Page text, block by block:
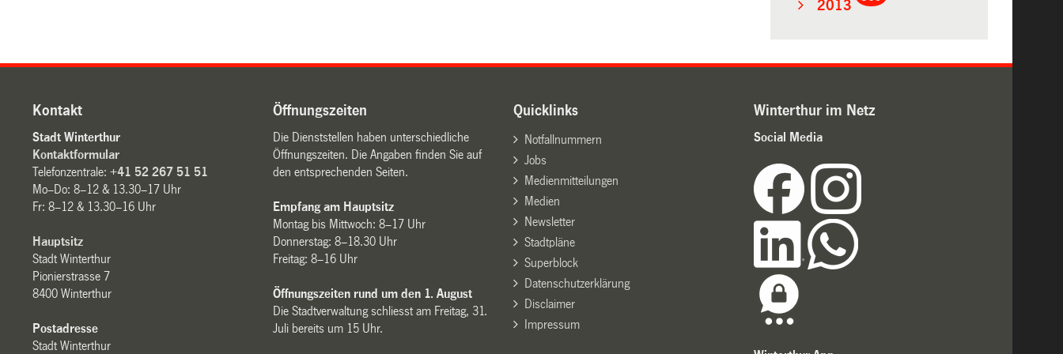
2013
Kontakt
Stadt Winterthur
Kontaktformular
Telefonzentrale:+41 52 267 51 51
Mo–Do: 8–12 & 13.30–17 Uhr
Fr: 8–12 & 13.30–16 Uhr
Hauptsitz
Stadt Winterthur
Pionierstrasse 7
8400 Winterthur
Postadresse
Stadt Winterthur
Öffnungszeiten
Die Dienststellen haben unterschiedliche
Öffnungszeiten. Die Angaben finden Sie auf
den entsprechenden Seiten.
Empfang am Hauptsitz
Montag bis Mittwoch: 8–17 Uhr
Donnerstag: 8–18.30 Uhr
Freitag: 8–16 Uhr
Öffnungszeiten rund um den 1. August
Die Stadtverwaltung schliesst am Freitag, 31.
Juli bereits um 15 Uhr.
Quicklinks
Notfallnummern
Jobs
Medienmitteilungen
Medien
Newsletter
Stadtpläne
Superblock
Datenschutzerklärung
Disclaimer
Impressum
Winterthur im Netz
Social Media